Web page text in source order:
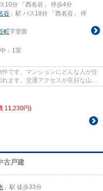
10分 「西名谷」 停歩4分
谷 」駅 バス18分 「西名谷」 停
町字堂面
： 1室
です。マンションにどんな人が住
ます。交通アクセスが良好な山陽
11,230円)
古戸建
」駅 徒歩33分